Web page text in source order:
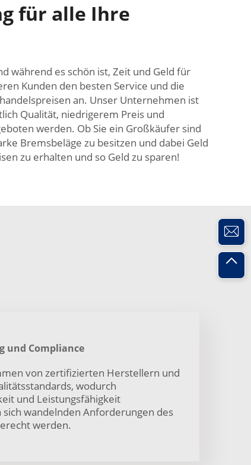
für alle Ihre
während es schön ist, Zeit und Geld für
Kunden den besten Service und die
an. Unser Unternehmen ist
Qualität, niedrigerem Preis und
werden. Ob Sie ein Großkäufer sind
Bremsbeläge zu besitzen und dabei Geld
zu erhalten und so Geld zu sparen!
und Compliance
von zertifizierten Herstellern und
wodurch
und Leistungsfähigkeit
wandelnden Anforderungen des
werden.